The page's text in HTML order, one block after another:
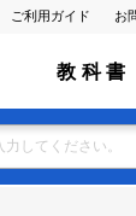
ご利用ガイド お
教 科 書